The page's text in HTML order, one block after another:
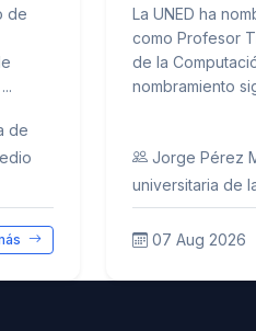
de
de
La UNED ha
como Profesor
de la
nombramiento
Jorge Pérez
universitaria de
07 Aug 2026